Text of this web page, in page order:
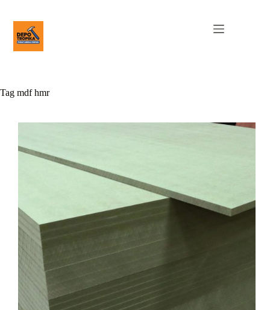
Tag mdf hmr